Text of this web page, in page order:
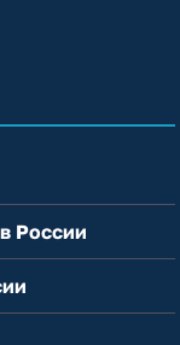
России